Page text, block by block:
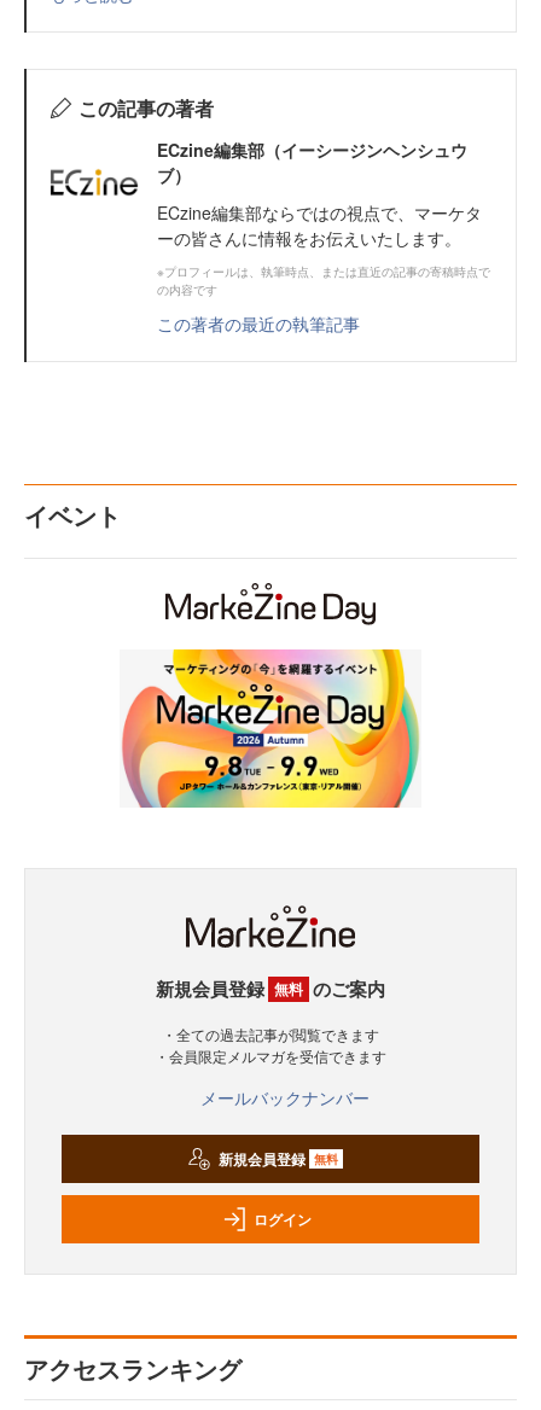
この記事の著者
ECzine編集部（イーシージンヘンシュウ
ブ）
ECzine編集部ならではの視点で、マーケタ
ーの皆さんに情報をお伝えいたします。
※プロフィールは、執筆時点、または直近の記事の寄稿時点で
の内容です
この著者の最近の執筆記事
イベント
新規会員登録 無料 のご案内
・全ての過去記事が閲覧できます
・会員限定メルマガを受信できます
メールバックナンバー
新規会員登録 無料
ログイン
アクセスランキング